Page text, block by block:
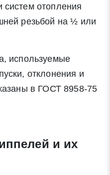
отопления
резьбой на ½ или
используемые
отклонения и
в ГОСТ 8958-75
и их